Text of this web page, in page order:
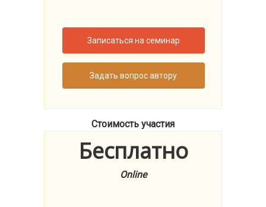
Записаться на семинар
Задать вопрос автору
Стоимость участия
Бесплатно
Online